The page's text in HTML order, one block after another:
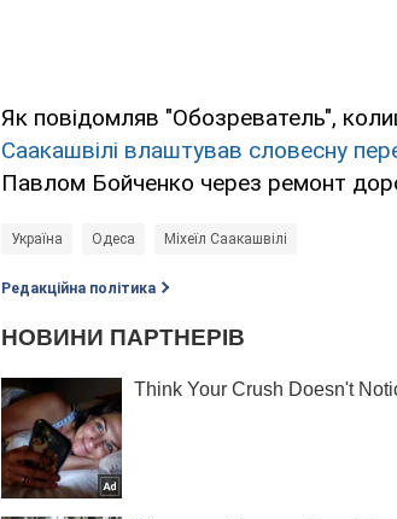
Як повідомляв "Обозреватель",
Саакашвілі влаштував словесну
Павлом Бойченко через ремонт
Україна Одеса Міхеїл Саакашвілі
Редакційна політика